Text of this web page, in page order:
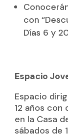
con
Días 6 y
Espacio
Espacio
12 años
en la Casa
sábados de